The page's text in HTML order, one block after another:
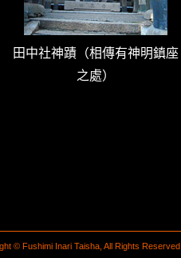
田中社神蹟（相傳有神明鎮座
之處）
© Fushimi Inari Taisha, All Rights Reserved.